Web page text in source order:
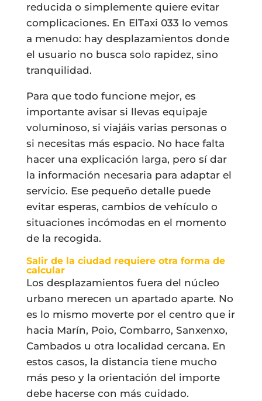
reducida o simplemente quiere evitar
complicaciones. En ElTaxi 033 lo vemos
a menudo: hay desplazamientos donde
el usuario no busca solo rapidez, sino
tranquilidad.
Para que todo funcione mejor, es
importante avisar si llevas equipaje
voluminoso, si viajáis varias personas o
si necesitas más espacio. No hace falta
hacer una explicación larga, pero sí dar
la información necesaria para adaptar el
servicio. Ese pequeño detalle puede
evitar esperas, cambios de vehículo o
situaciones incómodas en el momento
de la recogida.
Salir de la ciudad requiere otra forma de
calcular
Los desplazamientos fuera del núcleo
urbano merecen un apartado aparte. No
es lo mismo moverte por el centro que ir
hacia Marín, Poio, Combarro, Sanxenxo,
Cambados u otra localidad cercana. En
estos casos, la distancia tiene mucho
más peso y la orientación del importe
debe hacerse con más cuidado.